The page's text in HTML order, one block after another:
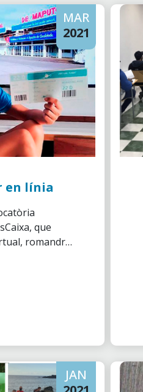
MAR
2021
en línia
que
romandrà
JAN